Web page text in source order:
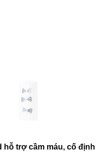
hỗ trợ cầm máu, cố định